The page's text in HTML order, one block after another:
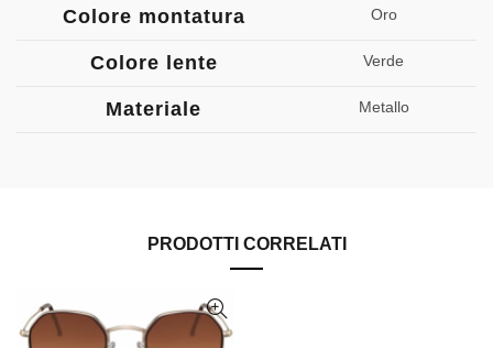
Colore montatura Oro
Colore lente Verde
Materiale Metallo
PRODOTTI CORRELATI